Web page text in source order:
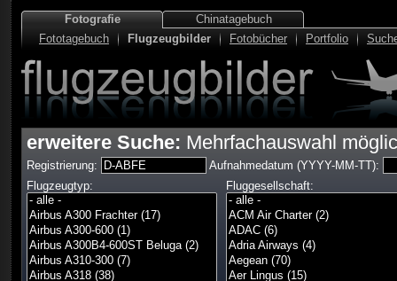
Fotografie
Chinatagebuch
Fototagebuch
Flugzeugbilder Fotobücher Portfolio
erweitere Suche: Mehrfachauswahl
Registrierung:
Aufnahmedatum (YYYY-MM-TT):
Flugzeugtyp:
Fluggesellschaft: